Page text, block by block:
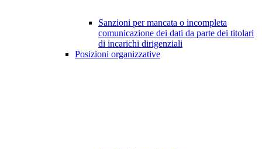
Sanzioni per mancata o incompleta
comunicazione dei dati da parte dei titolari
di incarichi dirigenziali
Posizioni organizzative